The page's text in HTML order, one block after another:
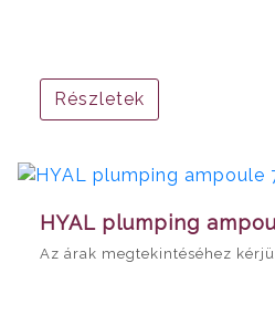
Részletek
HYAL plumping
Az árak megtekintéséhez